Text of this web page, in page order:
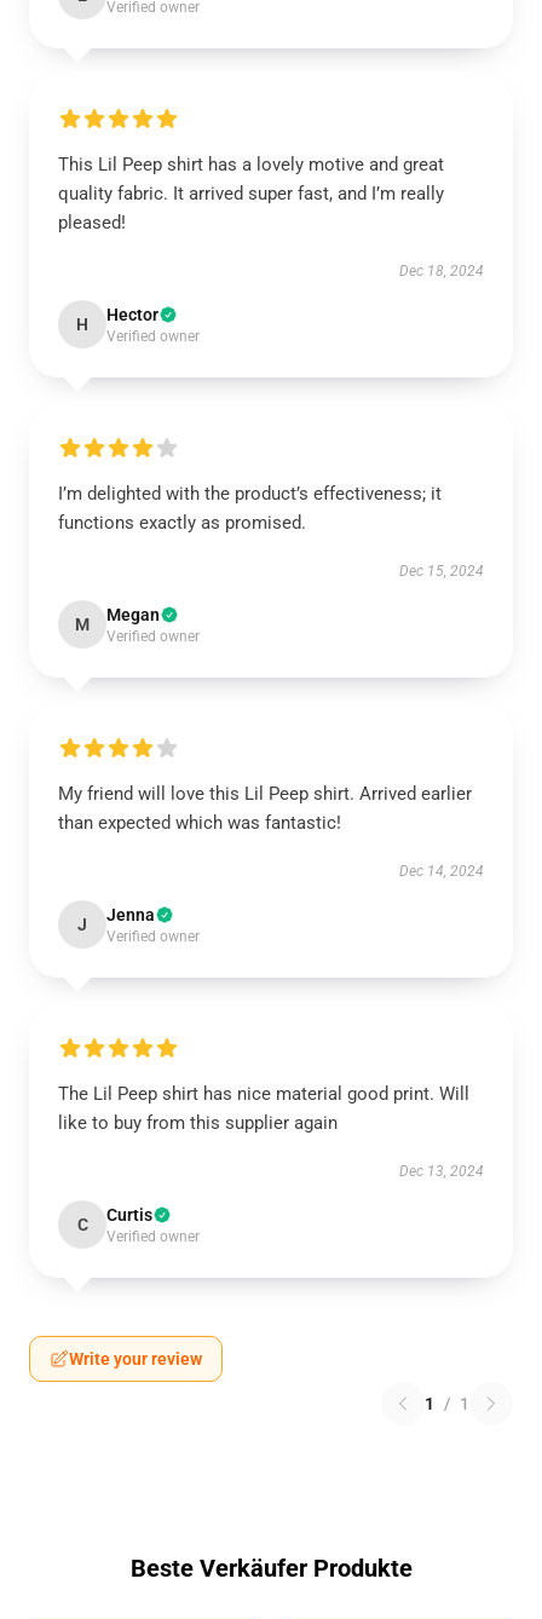
Verified owner
This Lil Peep shirt has a lovely motive and great
quality fabric. It arrived super fast, and I’m really
pleased!
Dec 18, 2024
H Hector
Verified owner
I’m delighted with the product’s effectiveness; it
functions exactly as promised.
Dec 15, 2024
M Megan
Verified owner
My friend will love this Lil Peep shirt. Arrived earlier
than expected which was fantastic!
Dec 14, 2024
J Jenna
Verified owner
The Lil Peep shirt has nice material good print. Will
like to buy from this supplier again
Dec 13, 2024
C Curtis
Verified owner
Write your review
1 / 1
Beste Verkäufer Produkte